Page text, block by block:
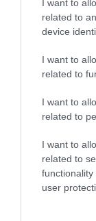
I want to
related to
device
I want to
related to
I want to
related to
I want to
related to
user
La receta que hoy
fresco, ideal para
adaptación,